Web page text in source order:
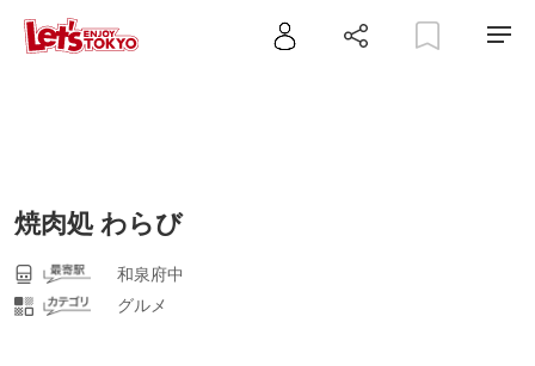
焼肉処 わらび
和泉府中
グルメ